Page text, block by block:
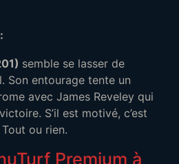
semble se lasser de
Son entourage tente un
avec James Reveley qui
S’il est motivé, c’est
ou rien.
Premium à